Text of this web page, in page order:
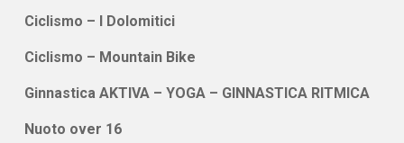
Ciclismo – I Dolomitici
Ciclismo – Mountain Bike
Ginnastica AKTIVA – YOGA – GINNASTICA RITMICA
Nuoto over 16